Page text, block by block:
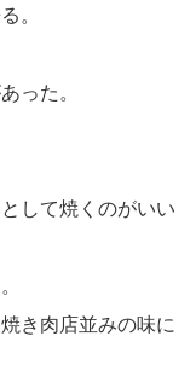
。
った。
して焼くのがいい
き肉店並みの味に